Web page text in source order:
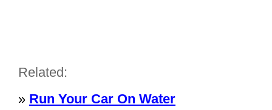
Related:
» Run Your Car On Water